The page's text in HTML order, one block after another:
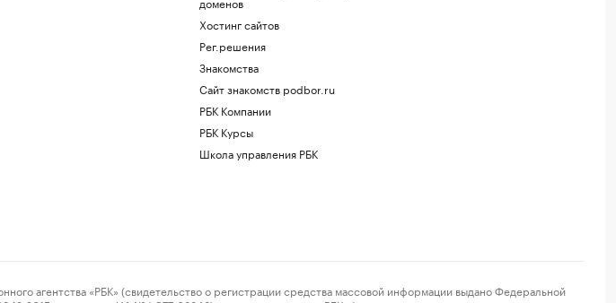
Хостинг сайтов
Рег.решения
Знакомства
Сайт знакомств podbor.ru
РБК Компании
РБК Курсы
Школа управления РБК
«РБК» (свидетельство о регистрации средства массовой информации выдано Федеральной